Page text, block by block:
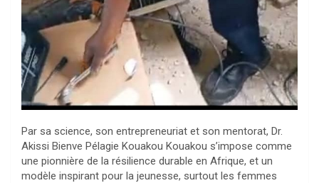
Par sa science, son entrepreneuriat et son mentorat, Dr.
Akissi Bienve Pélagie Kouakou Kouakou s’impose comme
une pionnière de la résilience durable en Afrique, et un
modèle inspirant pour la jeunesse, surtout les femmes